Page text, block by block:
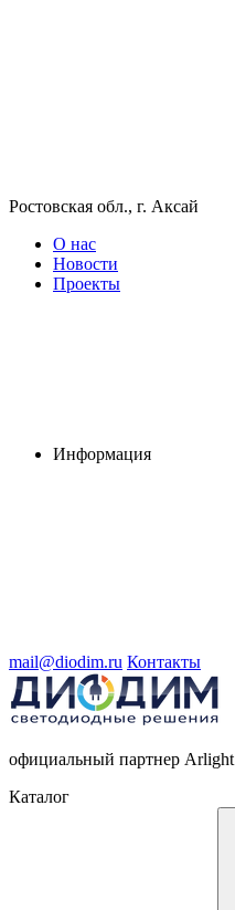
Ростовская обл., г. Аксай
О нас
Новости
Проекты
Информация
mail@diodim.ru Контакты
официальный партнер Arlight
Каталог